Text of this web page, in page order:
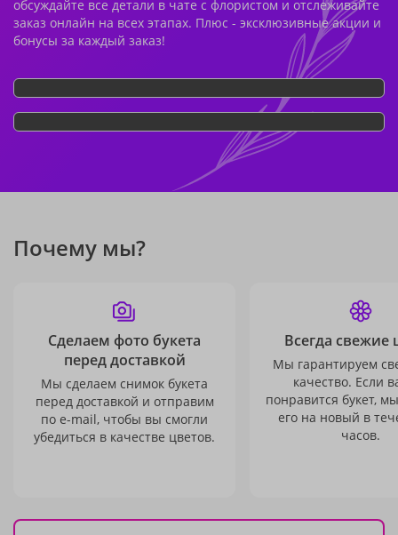
обсуждайте все детали в чате с флористом и отслеживайте
заказ онлайн на всех этапах. Плюс - эксклюзивные акции и
бонусы за каждый заказ!
Почему мы?
Сделаем фото букета
перед доставкой
Мы сделаем снимок букета
перед доставкой и отправим
по e-mail, чтобы вы смогли
убедиться в качестве цветов.
Всегда свежие
Мы гарантируем
качество. Если
понравится букет,
его на новый в
часов.